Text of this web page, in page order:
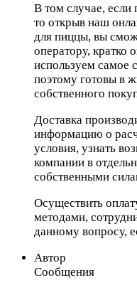
В том случае, если
то открыв наш
для пиццы, вы
оператору, кратко
используем самое
поэтому готовы в
собственного
Доставка
информацию о
условия, узнать
компании в
собственными
Осуществить
методами,
данному вопросу,
Автор
Сообщения